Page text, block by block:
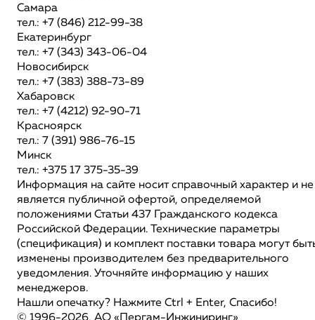
Самара
тел.: +7 (846) 212-99-38
Екатеринбург
тел.: +7 (343) 343-06-04
Новосибирск
тел.: +7 (383) 388-73-89
Хабаровск
тел.: +7 (4212) 92-90-71
Красноярск
тел.: 7 (391) 986-76-15
Минск
тел.: +375 17 375-35-39
Информация на сайте носит справочный характер и не
является публичной офертой, определяемой
положениями Статьи 437 Гражданского кодекса
Российской Федерации. Технические параметры
(спецификация) и комплект поставки товара могут
изменены производителем без предварительного
уведомления. Уточняйте информацию у наших
менеджеров.
Нашли опечатку? Нажмите Ctrl + Enter, Спасибо!